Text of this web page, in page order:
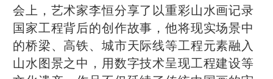
会上，艺术家李恒分享了以重彩山水画记录
国家工程背后的创作故事，他将现实场景中
的桥梁、高铁、城市天际线等工程元素融入
山水图景之中，用数字技术呈现工程建设等